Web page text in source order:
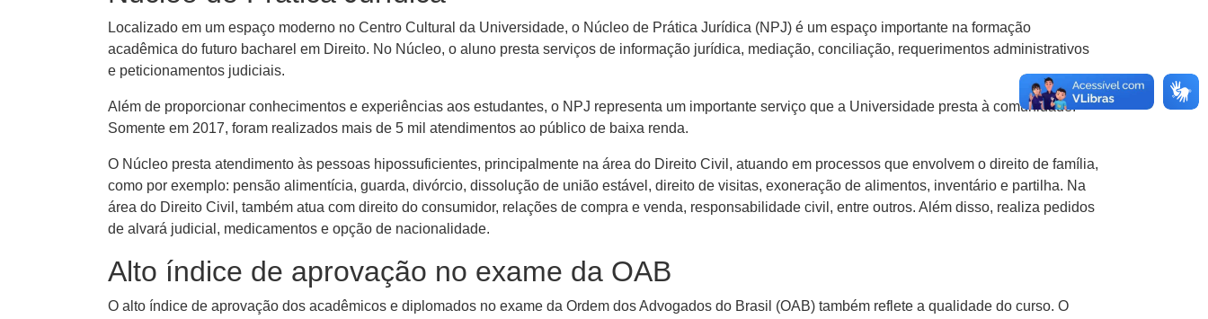
Localizado em um espaço moderno no Centro Cultural da Universidade, o Núcleo de Prática Jurídica (NPJ) é um espaço importante na formação
acadêmica do futuro bacharel em Direito. No Núcleo, o aluno presta serviços de informação jurídica, mediação, conciliação, requerimentos administrativos
e peticionamentos judiciais.
Além de proporcionar conhecimentos e experiências aos estudantes, o NPJ representa um importante serviço que a Universidade presta à comunidade.
Somente em 2017, foram realizados mais de 5 mil atendimentos ao público de baixa renda.
O Núcleo presta atendimento às pessoas hipossuficientes, principalmente na área do Direito Civil, atuando em processos que envolvem o direito de família,
como por exemplo: pensão alimentícia, guarda, divórcio, dissolução de união estável, direito de visitas, exoneração de alimentos, inventário e partilha. Na
área do Direito Civil, também atua com direito do consumidor, relações de compra e venda, responsabilidade civil, entre outros. Além disso, realiza pedidos
de alvará judicial, medicamentos e opção de nacionalidade.
Alto índice de aprovação no exame da OAB
O alto índice de aprovação dos acadêmicos e diplomados no exame da Ordem dos Advogados do Brasil (OAB) também reflete a qualidade do curso. O